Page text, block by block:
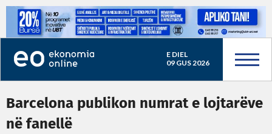
E DIEL
09 GUS 2026
Barcelona publikon numrat e lojtarëve
në fanellë